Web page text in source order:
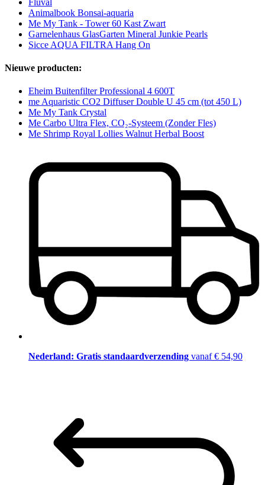
Animalbook Bonsai-aquaria
Me My Tank - Tower 60 Kast Zwart
Garnelenhaus GlasGarten Mineral Junkie Pearls
Sicce AQUA FILTRA Hang On
Nieuwe producten:
Eheim Buitenfilter Professional 4 600T
me Aquaristic CO2 Diffuser Double U 45 cm (tot 450 L)
Me My Tank Crystal
Me Carbo Ultra Flex, CO₂-Systeem (Zonder Fles)
Me Shrimp Royal Lollies Walnut Herbal Boost
Nederland: Gratis standaardverzending vanaf € 54,90